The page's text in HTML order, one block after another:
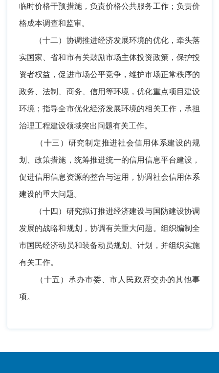
临时价格干预措施，负责价格公共服务工作；负责价
格成本调查和监审。
（十二）协调推进经济发展环境的优化，牵头落
实国家、省和市有关鼓励市场主体投资政策，保护投
资者权益，促进市场公平竞争，维护市场正常秩序的
政务、法制、商务、信用等环境，优化重点项目建设
环境；指导全市优化经济发展环境的相关工作，承担
治理工程建设领域突出问题有关工作。
（十三）研究制定推进社会信用体系建设的规
划、政策措施，统筹推进统一的信用信息平台建设，
促进信用信息资源的整合与运用，协调社会信用体系
建设的重大问题。
（十四）研究拟订推进经济建设与国防建设协调
发展的战略和规划，协调有关重大问题。组织编制全
市国民经济动员和装备动员规划、计划，并组织实施
有关工作。
（十五）承办市委、市人民政府交办的其他事
项。